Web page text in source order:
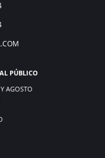
PÚBLICO
AGOSTO